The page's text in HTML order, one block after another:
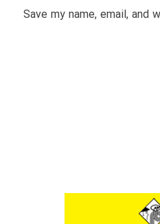
Save my name, email,